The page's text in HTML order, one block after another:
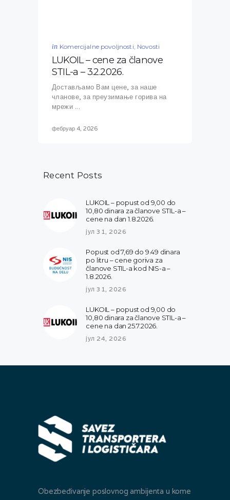
in Komercijalne povoljnosti, Novosti
LUKOIL – cene za članove
STIL-a – 3.2.2026.
Достављамо Вам цене, за наше
чланове, за преузимање горива на
мрежи ...
фебруар 4, 2026
Recent Posts
LUKOIL – popust od 9,00 do
10,80 dinara za članove STIL-a –
cene na dan 1.8.2026.
јул 31, 2026
Popust od 7,69 do 9.49 dinara
po litru – cene goriva za
članove STIL-a kod NIS-a –
1.8.2026.
јул 31, 2026
LUKOIL – popust od 9,00 do
10,80 dinara za članove STIL-a –
cene na dan 25.7.2026.
јул 24, 2026
Obezbeđivanje poslovnog ambijenta u kome